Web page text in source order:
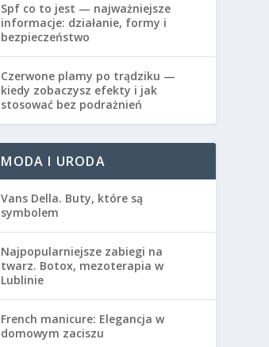
Spf co to jest — najważniejsze
informacje: działanie, formy i
bezpieczeństwo
Czerwone plamy po trądziku —
kiedy zobaczysz efekty i jak
stosować bez podrażnień
MODA I URODA
Vans Della. Buty, które są
symbolem
Najpopularniejsze zabiegi na
twarz. Botox, mezoterapia w
Lublinie
French manicure: Elegancja w
domowym zaciszu